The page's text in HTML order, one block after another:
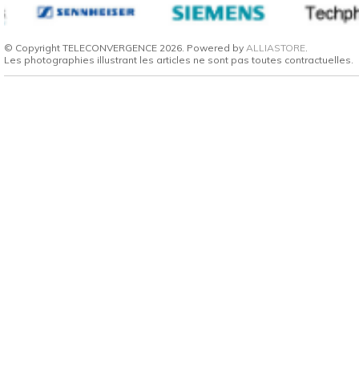
© Copyright TELECONVERGENCE 2026. Powered by ALLIASTORE.
Les photographies illustrant les articles ne sont pas toutes contractuelles.